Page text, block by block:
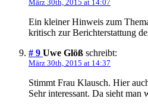
März 30th, 2015 at 14:07
Ein kleiner Hinweis zum
kritisch zur Berichterstattung
# 9 Uwe Glöß schreibt:
März 30th, 2015 at 14:37
Stimmt Frau Klausch. Hier
Sehr interessant. Da sieht